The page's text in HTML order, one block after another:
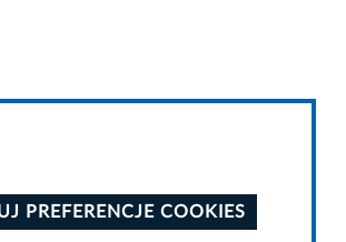
PREFERENCJE COOKIES